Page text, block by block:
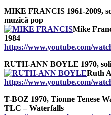
MIKE FRANCIS 1961-2009,
muzică pop
Mike
1984
https://www.youtube.com/
RUTH-ANN BOYLE 1970,
Ruth
https://www.youtube.com/
T-BOZ 1970, Tionne Tenese
TLC – Waterfalls